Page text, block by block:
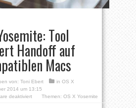
Tool
Handoff auf
Macs
von: Toni Ebert in OS X
2014 um 13:15
deaktiviertfür
Themen: OS X Yosemite